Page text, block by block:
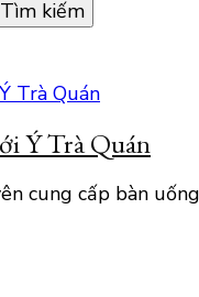
Ý Trà Quán
cung cấp bàn